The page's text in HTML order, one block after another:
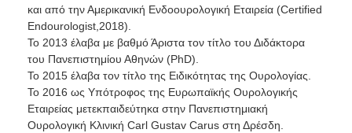
και από την Αμερικανική Ενδοουρολογική Εταιρεία (Certified
Endourologist,2018).
Το 2013 έλαβα με βαθμό Άριστα τον τίτλο του Διδάκτορα
του Πανεπιστημίου Αθηνών (PhD).
Το 2015 έλαβα τον τίτλο της Ειδικότητας της Ουρολογίας.
Το 2016 ως Υπότροφος της Ευρωπαϊκής Ουρολογικής
Εταιρείας μετεκπαιδεύτηκα στην Πανεπιστημιακή
Ουρολογική Κλινική Carl Gustav Carus στη Δρέσδη.